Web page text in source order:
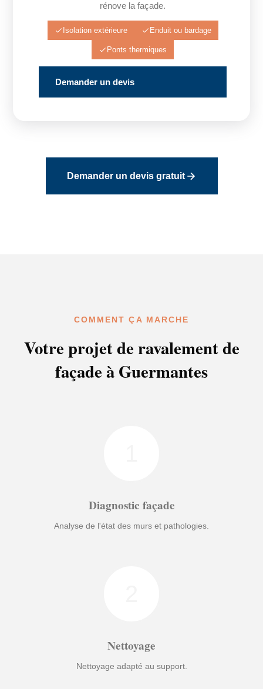
rénove la façade.
Isolation extérieure Enduit ou bardage
Ponts thermiques
Demander un devis
Demander un devis gratuit
COMMENT ÇA MARCHE
Votre projet de ravalement de
façade à Guermantes
Diagnostic façade
Analyse de l'état des murs et pathologies.
Nettoyage
Nettoyage adapté au support.